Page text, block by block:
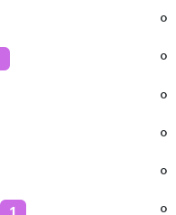
1
⚬
⚬
⚬
⚬
⚬
⚬